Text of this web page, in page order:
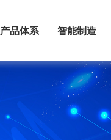
产品体系 智能制造